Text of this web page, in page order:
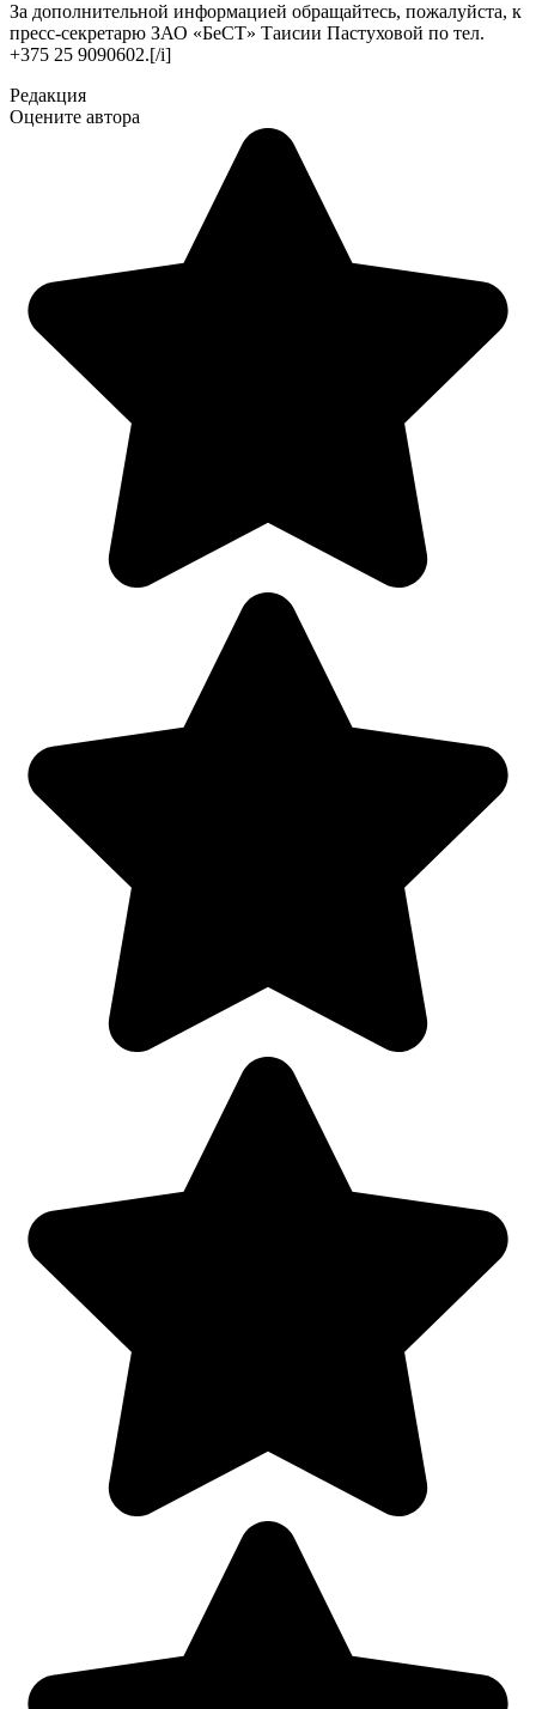
За дополнительной информацией обращайтесь, пожалуйста, к
пресс-секретарю ЗАО «БеСТ» Таисии Пастуховой по тел.
+375 25 9090602.[/i]
Редакция
Оцените автора